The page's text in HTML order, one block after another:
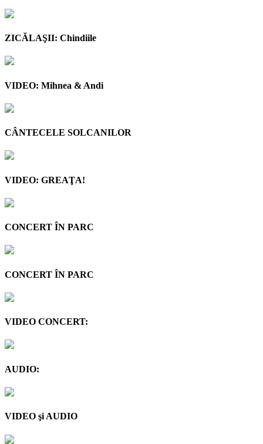
ZICĂLAŞII: Chindiile
VIDEO: Mihnea & Andi
CÂNTECELE SOLCANILOR
VIDEO: GREAŢA!
CONCERT ÎN PARC
CONCERT ÎN PARC
VIDEO CONCERT:
AUDIO:
VIDEO şi AUDIO